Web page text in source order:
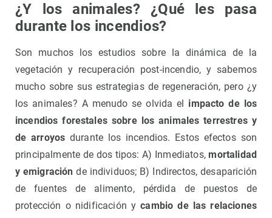
¿Y los animales? ¿Qué les pasa
durante los incendios?
Son muchos los estudios sobre la dinámica de la
vegetación y recuperación post-incendio, y sabemos
mucho sobre sus estrategias de regeneración, pero ¿y
los animales? A menudo se olvida el impacto de los
incendios forestales sobre los animales terrestres y
de arroyos durante los incendios. Estos efectos son
principalmente de dos tipos: A) Inmediatos,mortalidad
y emigración de individuos; B) Indirectos, desaparición
de fuentes de alimento, pérdida de puestos de
protección o nidificación ycambio de las relaciones